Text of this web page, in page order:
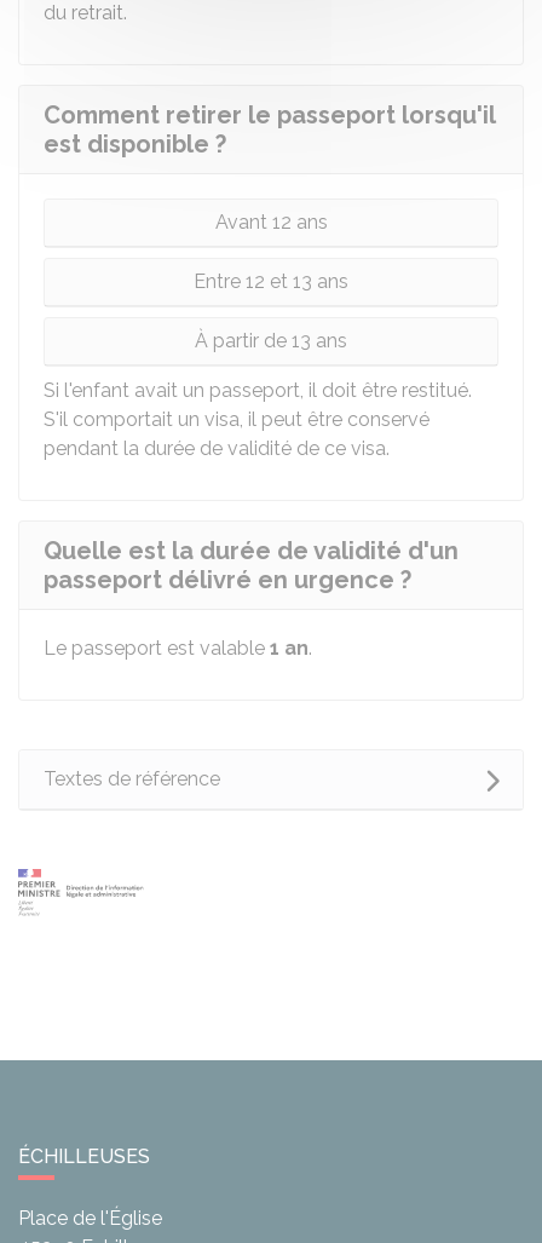
du retrait.
Comment retirer le passeport lorsqu'il
est disponible ?
Avant 12 ans
Entre 12 et 13 ans
À partir de 13 ans
Si l'enfant avait un passeport, il doit être restitué.
S'il comportait un visa, il peut être conservé
pendant la durée de validité de ce visa.
Quelle est la durée de validité d'un
passeport délivré en urgence ?
Le passeport est valable 1 an.
Textes de référence
ÉCHILLEUSES
Place de l'Église